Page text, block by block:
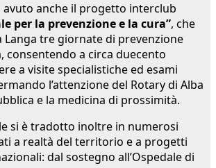
avuto anche il progetto interclub
per la prevenzione e la cura”, che
Langa tre giornate di prevenzione
consentendo a circa duecento
a visite specialistiche ed esami
l’attenzione del Rotary di Alba
e la medicina di prossimità.
si è tradotto inoltre in numerosi
a realtà del territorio e a progetti
dal sostegno all’Ospedale di